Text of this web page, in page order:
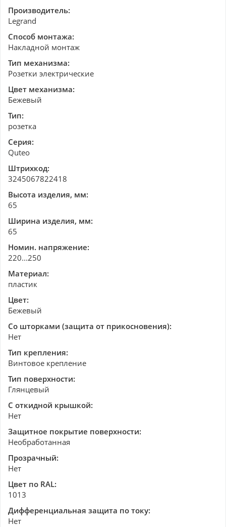
Производитель:
Legrand
Способ монтажа:
Накладной монтаж
Тип механизма:
Розетки электрические
Цвет механизма:
Бежевый
Тип:
розетка
Серия:
Quteo
Штрихкод:
3245067822418
Высота изделия, мм:
65
Ширина изделия, мм:
65
Номин. напряжение:
220...250
Материал:
пластик
Цвет:
Бежевый
Со шторками (защита от прикосновения):
Нет
Тип крепления:
Винтовое крепление
Тип поверхности:
Глянцевый
С откидной крышкой:
Нет
Защитное покрытие поверхности:
Необработанная
Прозрачный:
Нет
Цвет по RAL:
1013
Дифференциальная защита по току:
Нет